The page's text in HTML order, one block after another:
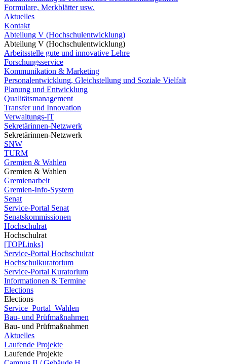
Formulare, Merkblätter usw.
Aktuelles
Kontakt
Abteilung V (Hochschulentwicklung)
Abteilung V (Hochschulentwicklung)
Arbeitsstelle gute und innovative Lehre
Forschungsservice
Kommunikation & Marketing
Personalentwicklung, Gleichstellung und Soziale Vielfalt
Planung und Entwicklung
Qualitätsmanagement
Transfer und Innovation
Verwaltungs-IT
Sekretärinnen-Netzwerk
Sekretärinnen-Netzwerk
SNW
TURM
Gremien & Wahlen
Gremien & Wahlen
Gremienarbeit
Gremien-Info-System
Senat
Service-Portal Senat
Senatskommissionen
Hochschulrat
Hochschulrat
[TOPLinks]
Service-Portal Hochschulrat
Hochschulkuratorium
Service-Portal Kuratorium
Informationen & Termine
Elections
Elections
Service_Portal_Wahlen
Bau- und Prüfmaßnahmen
Bau- und Prüfmaßnahmen
Aktuelles
Laufende Projekte
Laufende Projekte